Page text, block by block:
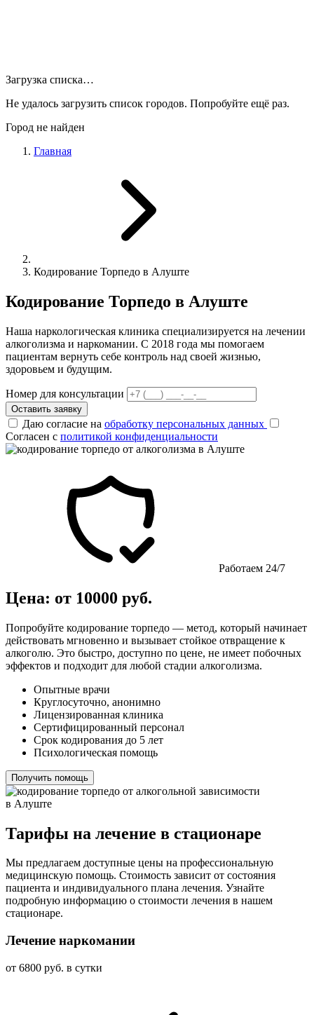
Загрузка списка…
Не удалось загрузить список городов. Попробуйте ещё раз.
Город не найден
Главная
Кодирование Торпедо в Алуште
Кодирование Торпедо в Алуште
Наша наркологическая клиника специализируется на лечении
алкоголизма и наркомании. С 2018 года мы помогаем
пациентам вернуть себе контроль над своей жизнью,
здоровьем и будущим.
Номер для консультации
Оставить заявку
Даю согласие на обработку персональных данных
Согласен с политикой конфиденциальности
Работаем 24/7
Цена: от 10000 руб.
Попробуйте кодирование торпедо — метод, который начинает
действовать мгновенно и вызывает стойкое отвращение к
алкоголю. Это быстро, доступно по цене, не имеет побочных
эффектов и подходит для любой стадии алкоголизма.
Опытные врачи
Круглосуточно, анонимно
Лицензированная клиника
Сертифицированный персонал
Срок кодирования до 5 лет
Психологическая помощь
Получить помощь
Тарифы на лечение в стационаре
Мы предлагаем доступные цены на профессиональную
медицинскую помощь. Стоимость зависит от состояния
пациента и индивидуального плана лечения. Узнайте
подробную информацию о стоимости лечения в нашем
стационаре.
Лечение наркомании
от 6800 руб. в сутки